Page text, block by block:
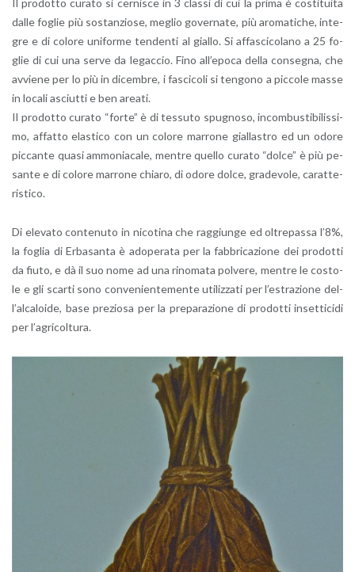
Il pro­dot­to cu­ra­to si cer­ni­sce in 3 clas­si di cui la prima è co­sti­tui­ta
dalle fo­glie più so­stan­zio­se, me­glio go­ver­na­te, più aro­ma­ti­che, in­te­
gre e di co­lo­re uni­for­me ten­den­ti al gial­lo. Si af­fa­sci­co­la­no a 25 fo­
glie di cui una serve da le­gac­cio. Fino al­l’e­po­ca della con­se­gna, che
av­vie­ne per lo più in di­cem­bre, i fa­sci­co­li si ten­go­no a pic­co­le masse
in lo­ca­li asciut­ti e ben area­ti.
Il pro­dot­to cu­ra­to “forte” è di tes­su­to spu­gno­so, in­com­bu­sti­bi­lis­si­
mo, af­fat­to ela­sti­co con un co­lo­re mar­ro­ne gial­la­stro ed un odore
pic­can­te quasi am­mo­nia­ca­le, men­tre quel­lo cu­ra­to “dolce” è più pe­
san­te e di co­lo­re mar­ro­ne chia­ro, di odore dolce, gra­de­vo­le, ca­rat­te­
ri­sti­co.
Di ele­va­to con­te­nu­to in ni­co­ti­na che rag­giun­ge ed ol­tre­pas­sa l’8%,
la fo­glia di Er­ba­san­ta è ado­pe­ra­ta per la fab­bri­ca­zio­ne dei pro­dot­ti
da fiuto, e dà il suo nome ad una ri­no­ma­ta pol­ve­re, men­tre le co­sto­
le e gli scar­ti sono con­ve­nien­te­men­te uti­liz­za­ti per l’e­stra­zio­ne del­
l’al­ca­loi­de, base pre­zio­sa per la pre­pa­ra­zio­ne di pro­dot­ti in­set­ti­ci­di
per l’a­gri­col­tu­ra.